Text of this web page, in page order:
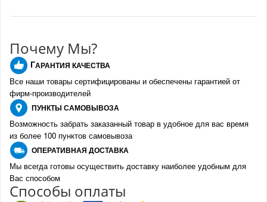
Почему Мы?
ГАРАНТИЯ КАЧЕСТВА
Все наши товары сертифицированы и обеспечены гарантией от
фирм-производителей
ПУНКТЫ САМОВЫВОЗА
Возможность забрать заказанный товар в удобное для вас время
из более 100 пунктов самовывоза
ОПЕРАТИВНАЯ ДОСТАВКА
Мы всегда готовы осуществить доставку наиболее удобным для
Вас способом
Способы оплаты